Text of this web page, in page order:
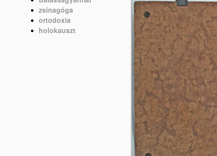
zsinagóga
ortodoxia
holokauszt